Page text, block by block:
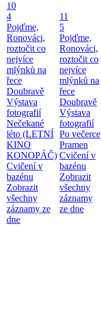
10
4
Pojďme,
Ronováci,
roztočit co
nejvíce
mlýnků na
řece
Doubravě
Výstava
fotografií
Nečekané
léto (LETNÍ
KINO
KONOPÁČ)
Cvičení v
bazénu
Zobrazit
všechny
záznamy ze
dne
11
5
Pojďme,
Ronováci,
roztočit co
nejvíce
mlýnků na
řece
Doubravě
Výstava
fotografií
Po večerce
Pramen
Cvičení v
bazénu
Zobrazit
všechny
záznamy
ze dne